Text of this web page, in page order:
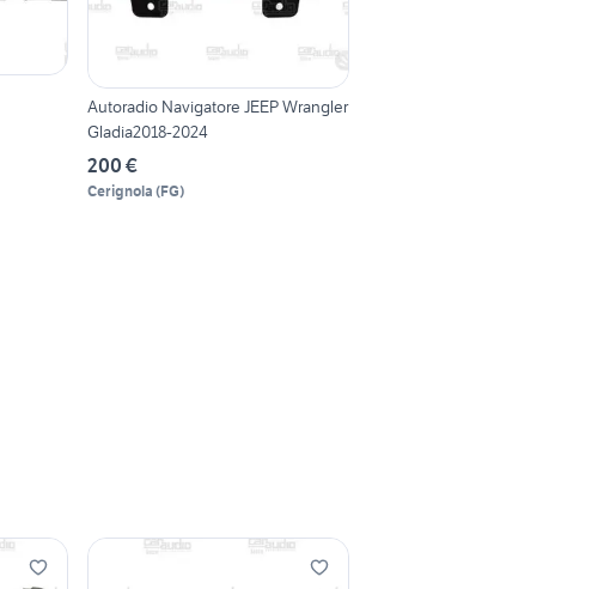
Autoradio Navigatore JEEP Wrangler
Gladia2018-2024
200 €
Cerignola (FG)